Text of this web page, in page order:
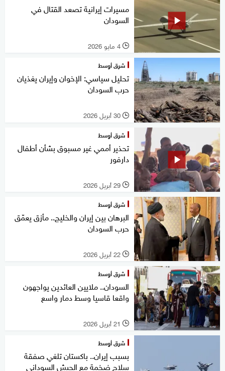
مسيرات إيرانية تصعد القتال في
السودان
l 4 مايو 2026
شرق أوسط
تحليل سياسي: الإخوان وإيران يغذيان
حرب السودان
l 30 أبريل 2026
شرق أوسط
تحذير أممي غير مسبوق بشأن أطفال
دارفور
l 29 أبريل 2026
شرق أوسط
البرهان بين إيران والخليج.. مأزق يعمّق
حرب السودان
l 22 أبريل 2026
شرق أوسط
السودان.. ملايين العائدين يواجهون
واقعا قاسيا وسط دمار واسع
l 21 أبريل 2026
شرق أوسط
بسبب إيران.. باكستان تلغي صفقة
سلاح ضخمة مع الجيش السوداني